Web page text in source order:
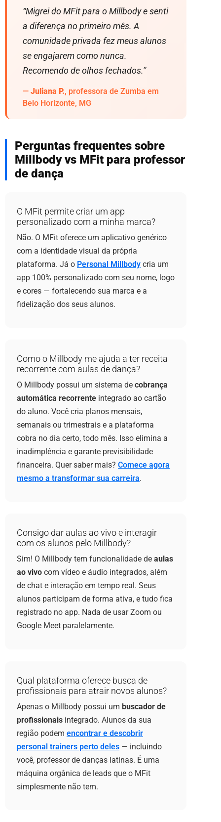
“Migrei do MFit para o Millbody e senti
a diferença no primeiro mês. A
comunidade privada fez meus alunos
se engajarem como nunca.
Recomendo de olhos fechados.”
— Juliana P., professora de Zumba em
Belo Horizonte, MG
Perguntas frequentes sobre
Millbody vs MFit para professor
de dança
O MFit permite criar um app
personalizado com a minha marca?
Não. O MFit oferece um aplicativo genérico
com a identidade visual da própria
plataforma. Já o Personal Millbody cria um
app 100% personalizado com seu nome, logo
e cores — fortalecendo sua marca e a
fidelização dos seus alunos.
Como o Millbody me ajuda a ter receita
recorrente com aulas de dança?
O Millbody possui um sistema de cobrança
automática recorrente integrado ao cartão
do aluno. Você cria planos mensais,
semanais ou trimestrais e a plataforma
cobra no dia certo, todo mês. Isso elimina a
inadimplência e garante previsibilidade
financeira. Quer saber mais? Comece agora
mesmo a transformar sua carreira.
Consigo dar aulas ao vivo e interagir
com os alunos pelo Millbody?
Sim! O Millbody tem funcionalidade de aulas
ao vivo com vídeo e áudio integrados, além
de chat e interação em tempo real. Seus
alunos participam de forma ativa, e tudo fica
registrado no app. Nada de usar Zoom ou
Google Meet paralelamente.
Qual plataforma oferece busca de
profissionais para atrair novos alunos?
Apenas o Millbody possui um buscador de
profissionais integrado. Alunos da sua
região podem encontrar e descobrir
personal trainers perto deles — incluindo
você, professor de danças latinas. É uma
máquina orgânica de leads que o MFit
simplesmente não tem.